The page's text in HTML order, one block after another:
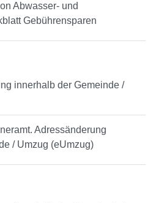
Abwasser- und
Gebührensparen
innerhalb der Gemeinde /
Adressänderung
/ Umzug (eUmzug)